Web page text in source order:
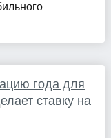
года для
ставку на